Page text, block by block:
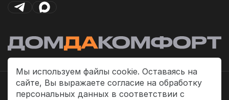
Мы используем файлы cookie. Оставаясь на
сайте, Вы выражаете согласие на обработку
персональных данных в соответствии с
Политика платежей